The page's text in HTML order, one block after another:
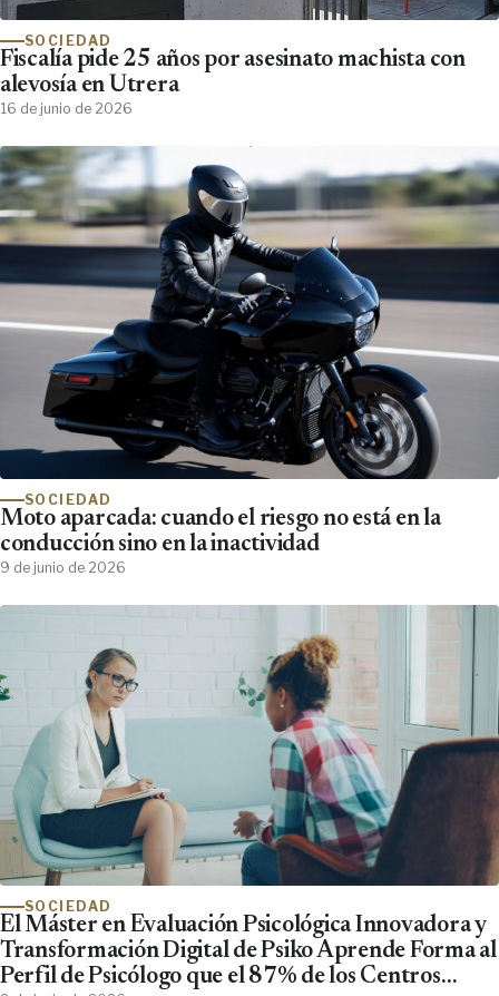
SOCIEDAD
Fiscalía pide 25 años por asesinato machista con
alevosía en Utrera
16 de junio de 2026
SOCIEDAD
Moto aparcada: cuando el riesgo no está en la
conducción sino en la inactividad
9 de junio de 2026
SOCIEDAD
El Máster en Evaluación Psicológica Innovadora y
Transformación Digital de Psiko Aprende Forma al
Perfil de Psicólogo que el 87% de los Centros